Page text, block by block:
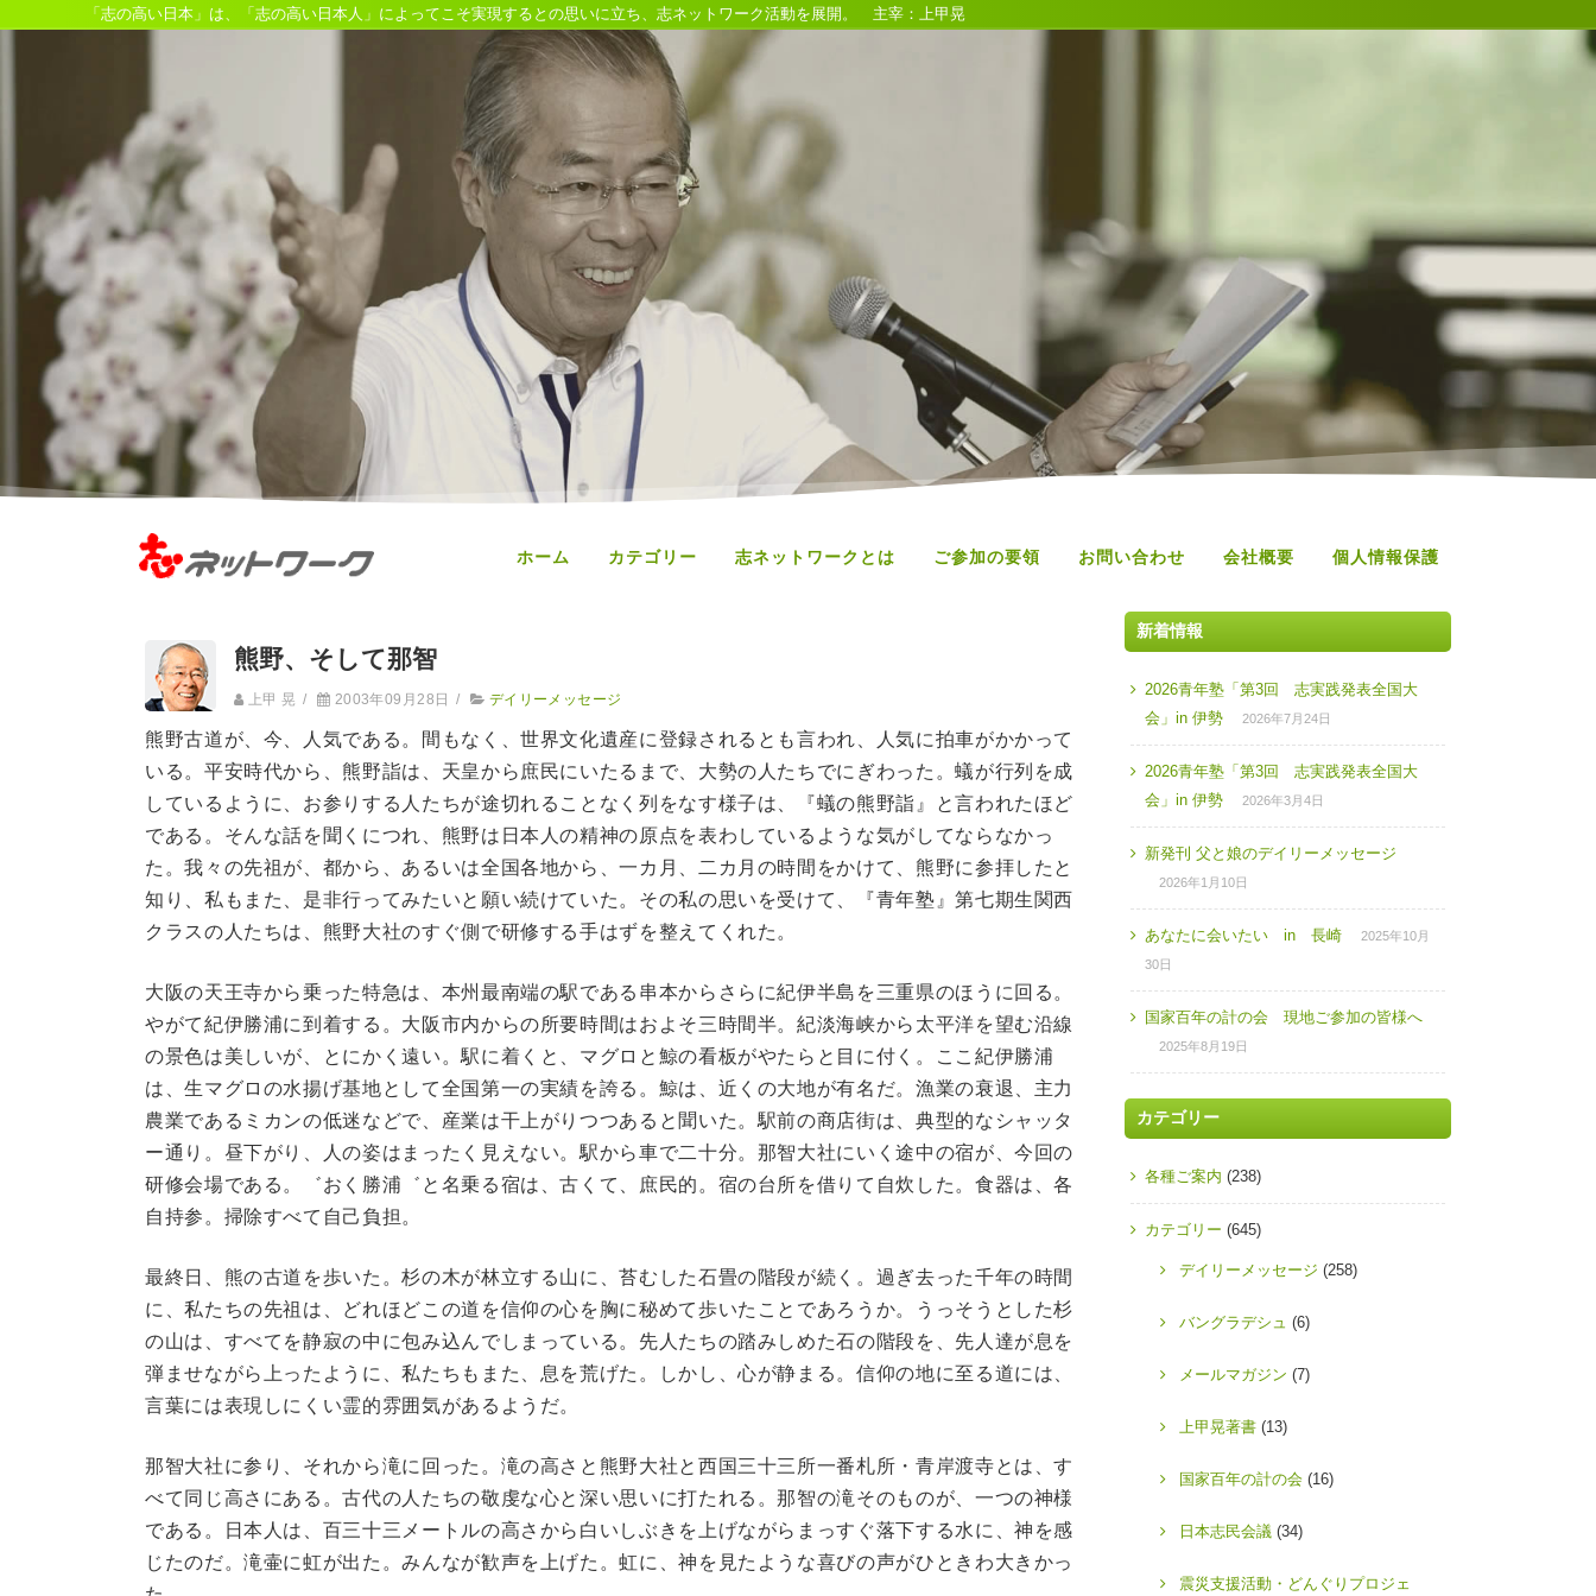
「志の高い日本」は、「志の高い日本人」によってこそ実現するとの思いに立ち、志ネットワーク活動を展開。 主宰：上甲晃
ホーム カテゴリー 志ネットワークとは ご参加の要領 お問い合わせ 会社概要 個人情報保護
熊野、そして那智
上甲 晃 / 2003年09月28日 / デイリーメッセージ
熊野古道が、今、人気である。間もなく、世界文化遺産に登録されるとも言われ、人気に拍車がかかって
いる。平安時代から、熊野詣は、天皇から庶民にいたるまで、大勢の人たちでにぎわった。蟻が行列を成
しているように、お参りする人たちが途切れることなく列をなす様子は、『蟻の熊野詣』と言われたほど
である。そんな話を聞くにつれ、熊野は日本人の精神の原点を表わしているような気がしてならなかっ
た。我々の先祖が、都から、あるいは全国各地から、一カ月、二カ月の時間をかけて、熊野に参拝したと
知り、私もまた、是非行ってみたいと願い続けていた。その私の思いを受けて、『青年塾』第七期生関西
クラスの人たちは、熊野大社のすぐ側で研修する手はずを整えてくれた。
大阪の天王寺から乗った特急は、本州最南端の駅である串本からさらに紀伊半島を三重県のほうに回る。
やがて紀伊勝浦に到着する。大阪市内からの所要時間はおよそ三時間半。紀淡海峡から太平洋を望む沿線
の景色は美しいが、とにかく遠い。駅に着くと、マグロと鯨の看板がやたらと目に付く。ここ紀伊勝浦
は、生マグロの水揚げ基地として全国第一の実績を誇る。鯨は、近くの大地が有名だ。漁業の衰退、主力
農業であるミカンの低迷などで、産業は干上がりつつあると聞いた。駅前の商店街は、典型的なシャッタ
ー通り。昼下がり、人の姿はまったく見えない。駅から車で二十分。那智大社にいく途中の宿が、今回の
研修会場である。゛おく勝浦゛と名乗る宿は、古くて、庶民的。宿の台所を借りて自炊した。食器は、各
自持参。掃除すべて自己負担。
最終日、熊の古道を歩いた。杉の木が林立する山に、苔むした石畳の階段が続く。過ぎ去った千年の時間
に、私たちの先祖は、どれほどこの道を信仰の心を胸に秘めて歩いたことであろうか。うっそうとした杉
の山は、すべてを静寂の中に包み込んでしまっている。先人たちの踏みしめた石の階段を、先人達が息を
弾ませながら上ったように、私たちもまた、息を荒げた。しかし、心が静まる。信仰の地に至る道には、
言葉には表現しにくい霊的雰囲気があるようだ。
那智大社に参り、それから滝に回った。滝の高さと熊野大社と西国三十三所一番札所・青岸渡寺とは、す
べて同じ高さにある。古代の人たちの敬虔な心と深い思いに打たれる。那智の滝そのものが、一つの神様
である。日本人は、百三十三メートルの高さから白いしぶきを上げながらまっすぐ落下する水に、神を感
じたのだ。滝壷に虹が出た。みんなが歓声を上げた。虹に、神を見たような喜びの声がひときわ大きかっ
新着情報
2026青年塾「第3回 志実践発表全国大
会」in 伊勢
2026年7月24日
2026青年塾「第3回 志実践発表全国大
会」in 伊勢
2026年3月4日
新発刊 父と娘のデイリーメッセージ
2026年1月10日
あなたに会いたい in 長崎
2025年10月
30日
国家百年の計の会 現地ご参加の皆様へ
2025年8月19日
カテゴリー
各種ご案内 (238)
カテゴリー (645)
デイリーメッセージ (258)
バングラデシュ (6)
メールマガジン (7)
上甲晃著書 (13)
国家百年の計の会 (16)
日本志民会議 (34)
震災支援活動・どんぐりプロジェ